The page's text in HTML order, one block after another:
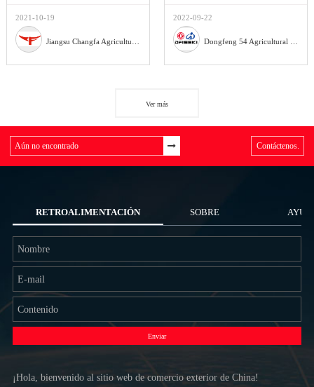
2021-10-19 2022-09-22
Ver más
Contáctenos.
RETROALIMENTACIÓN SOBRE
NOSOTROS
Enviar
¡Hola, bienvenido al sitio web de comercio exterior de China!